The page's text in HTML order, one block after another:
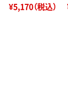
¥5,170（税込）